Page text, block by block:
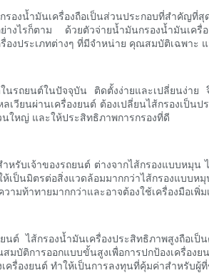
องน้ำมันเครื่องถือเป็นส่วนประกอบที่สำคัญ
างไรก็ตาม ด้วยตัวจ่ายน้ำมันกรองน้ำมันเค
งประเภทต่างๆ ที่มีจำหน่าย คุณสมบัติเฉพา
รถยนต์ในปัจจุบัน ติดตั้งง่ายและเปลี่ยนง่าย
วียนผ่านเครื่องยนต์ ต้องเปลี่ยนไส้กรองเป็น
ใหญ่ และให้ประสิทธิภาพการกรองที่ดี
หรับเจ้าของรถยนต์ ต่างจากไส้กรองแบบหมุ
เป็นมิตรต่อสิ่งแวดล้อมมากกว่าไส้กรองแบ
ามท้าทายมากกว่าและอาจต้องใช้เครื่องมือเพิ่
ไส้กรองน้ำมันเครื่องประสิทธิภาพสูงถือเป็
บัติการออกแบบขั้นสูงเพื่อการปกป้องเครื่อง
รื่องยนต์ ทำให้เป็นการลงทุนที่คุ้มค่าสำหรับผู้